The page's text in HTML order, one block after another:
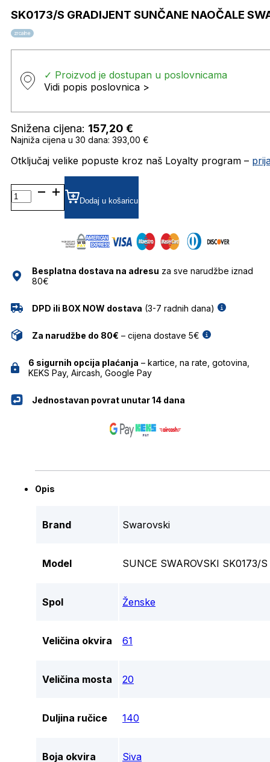
SK0173/S GRADIJENT SUNČANE NAOČALE
zrcalne
✓ Proizvod je dostupan u poslovnicama
Vidi popis poslovnica >
Snižena cijena: 157,20 €
Najniža cijena u 30 dana: 393,00 €
Otključaj velike popuste kroz naš Loyalty program –
SK0173/S
GRADIJENT SUNČANE
NAOČALE
Dodaj u košaricu
Besplatna dostava na adresu za sve narudžbe iznad
80€
DPD ili BOX NOW dostava (3-7 radnih dana)
Za narudžbe do 80€ – cijena dostave 5€
6 sigurnih opcija plaćanja – kartice, na rate, gotovina,
KEKS Pay, Aircash, Google Pay
Jednostavan povrat unutar 14 dana
Opis
Brand Swarovski
Model SUNCE SWAROVSKI SK0173/S
Spol Ženske
Veličina okvira 61
Veličina mosta 20
Duljina ručice 140
Boja okvira Siva